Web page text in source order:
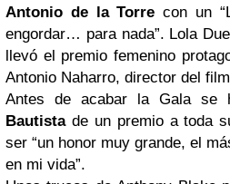
Antonio de la Torre con un
engordar… para nada”. Lola
llevó el premio femenino
Antonio Naharro, director del
Antes de acabar la Gala se
Bautistade un premio a toda
ser “un honor muy grande, el
en mi vida”.